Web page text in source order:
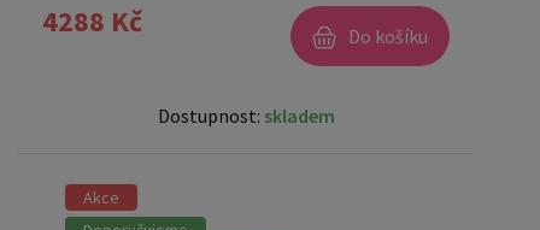
4288 Kč Do košíku
Dostupnost: skladem
Akce